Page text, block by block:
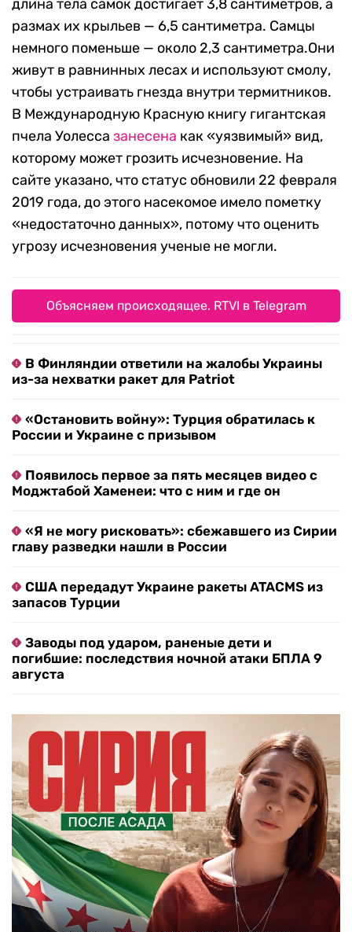
длина тела самок достигает 3,8 сантиметров, а
размах их крыльев — 6,5 сантиметра. Самцы
немного поменьше — около 2,3 сантиметра.Они
живут в равнинных лесах и используют смолу,
чтобы устраивать гнезда внутри термитников.
В Международную Красную книгу гигантская
пчела Уолесса занесена как «уязвимый» вид,
которому может грозить исчезновение. На
сайте указано, что статус обновили 22 февраля
2019 года, до этого насекомое имело пометку
«недостаточно данных», потому что оценить
угрозу исчезновения ученые не могли.
Объясняем происходящее. RTVI в Telegram
В Финляндии ответили на жалобы Украины
из-за нехватки ракет для Patriot
«Остановить войну»: Турция обратилась к
России и Украине с призывом
Появилось первое за пять месяцев видео с
Моджтабой Хаменеи: что с ним и где он
«Я не могу рисковать»: сбежавшего из Сирии
главу разведки нашли в России
США передадут Украине ракеты ATACMS из
запасов Турции
Заводы под ударом, раненые дети и
погибшие: последствия ночной атаки БПЛА 9
августа